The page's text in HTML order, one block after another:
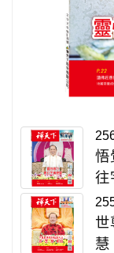
悟
往
世
慧